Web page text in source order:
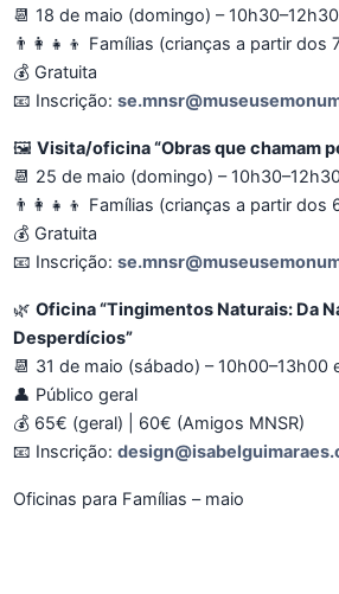
📆 18 de maio (domingo) – 10h30–12h30
👨‍👩‍👧‍👦 Famílias (crianças a partir dos
💰 Gratuita
📧 Inscrição:
🖼️ Visita/oficina “Obras que chamam
📆 25 de maio (domingo) –
👨‍👩‍👧‍👦 Famílias (crianças a partir dos
💰 Gratuita
📧 Inscrição:
🌿 Oficina “Tingimentos Naturais: Da
Desperdícios”
📆 31 de maio (sábado) – 10h00–13h00
👤 Público geral
💰 65€ (geral) | 60€ (Amigos MNSR)
📧 Inscrição:
Oficinas para Famílias – maio